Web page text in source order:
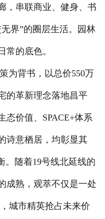
，串联商业、健身、书
界”的圈层生活。园林
常的底色。
背书，以总价550万
的革新理念落地昌平
态价值、SPACE+体系
诗意栖居，均彰显其
。随着19号线北延线的
成熟，观萃不仅是一处
城市精英抢占未来价